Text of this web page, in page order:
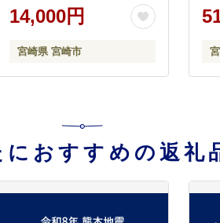
ト 小分け パック 人気 鰻の
タレ
14,000円
宮崎県 宮崎市
におすすめの返礼